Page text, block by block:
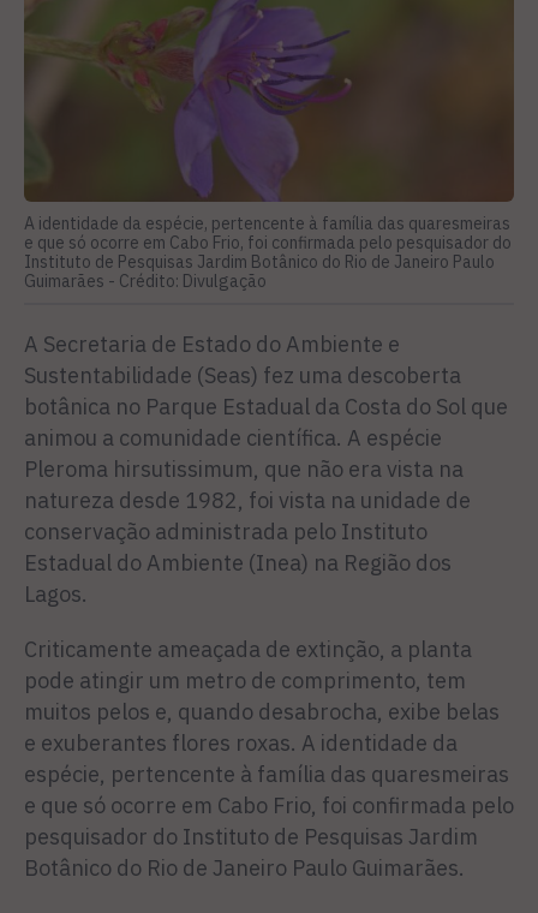
A identidade da espécie, pertencente à família das quaresmeiras
e que só ocorre em Cabo Frio, foi confirmada pelo pesquisador do
Instituto de Pesquisas Jardim Botânico do Rio de Janeiro Paulo
Guimarães - Crédito: Divulgação
A Secretaria de Estado do Ambiente e
Sustentabilidade (Seas) fez uma descoberta
botânica no Parque Estadual da Costa do Sol que
animou a comunidade científica. A espécie
Pleroma hirsutissimum, que não era vista na
natureza desde 1982, foi vista na unidade de
conservação administrada pelo Instituto
Estadual do Ambiente (Inea) na Região dos
Lagos.
Criticamente ameaçada de extinção, a planta
pode atingir um metro de comprimento, tem
muitos pelos e, quando desabrocha, exibe belas
e exuberantes flores roxas. A identidade da
espécie, pertencente à família das quaresmeiras
e que só ocorre em Cabo Frio, foi confirmada pelo
pesquisador do Instituto de Pesquisas Jardim
Botânico do Rio de Janeiro Paulo Guimarães.